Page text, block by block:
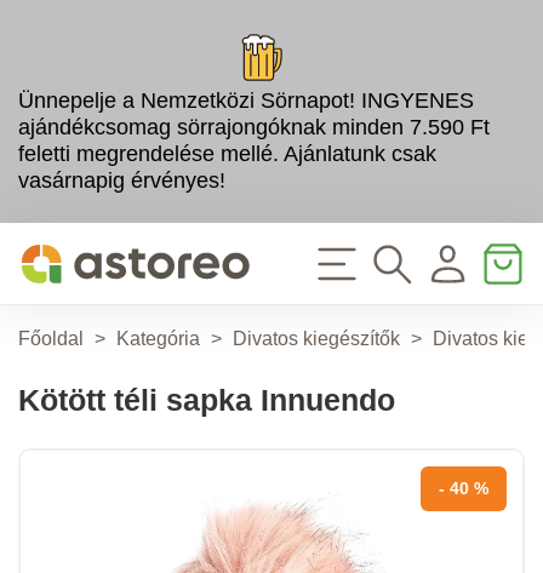
Ünnepelje a Nemzetközi Sörnapot! INGYENES
ajándékcsomag sörrajongóknak minden 7.590 Ft
feletti megrendelése mellé. Ajánlatunk csak
vasárnapig érvényes!
Főoldal > Kategória > Divatos kiegészítők > Divatos
Kötött téli sapka Innuendo
- 40 %